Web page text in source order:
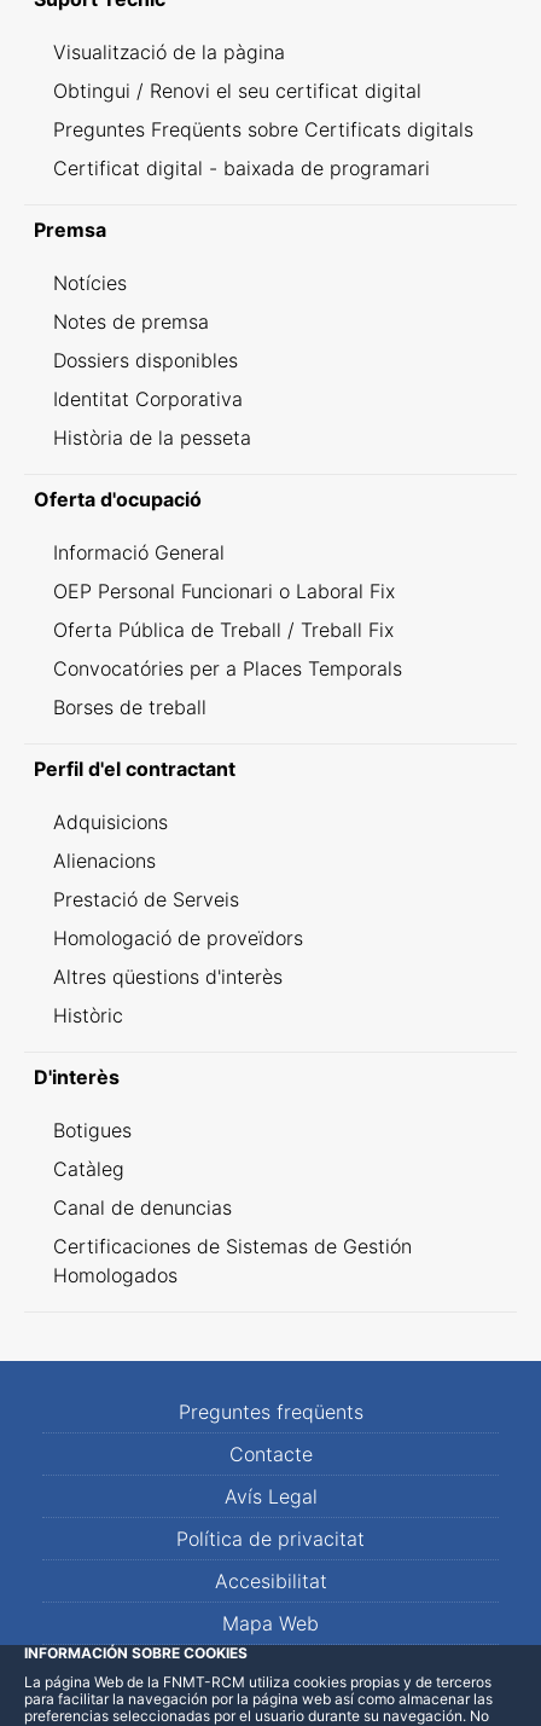
Visualització de la pàgina
Obtingui / Renovi el seu certificat digital
Preguntes Freqüents sobre Certificats digitals
Certificat digital - baixada de programari
Premsa
Notícies
Notes de premsa
Dossiers disponibles
Identitat Corporativa
Història de la pesseta
Oferta d'ocupació
Informació General
OEP Personal Funcionari o Laboral Fix
Oferta Pública de Treball / Treball Fix
Convocatóries per a Places Temporals
Borses de treball
Perfil d'el contractant
Adquisicions
Alienacions
Prestació de Serveis
Homologació de proveïdors
Altres qüestions d'interès
Històric
D'interès
Botigues
Catàleg
Canal de denuncias
Certificaciones de Sistemas de Gestión
Homologados
Preguntes freqüents
Contacte
Avís Legal
Política de privacitat
Accesibilitat
Mapa Web
LinkedInFacebookWhatsApp
INFORMACIÓN SOBRE COOKIES
La página Web de la FNMT-RCM utiliza cookies propias y de terceros
para facilitar la navegación por la página web así como almacenar las
preferencias seleccionadas por el usuario durante su navegación. No